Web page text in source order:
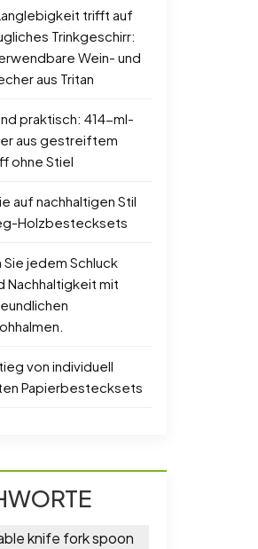
trifft auf
Trinkgeschirr:
Wein- und
aus Tritan
praktisch: 414-ml-
aus gestreiftem
ohne Stiel
auf nachhaltigen Stil
Holzbestecksets
Sie jedem Schluck
Nachhaltigkeit mit
von individuell
Papierbestecksets
knife fork spoon